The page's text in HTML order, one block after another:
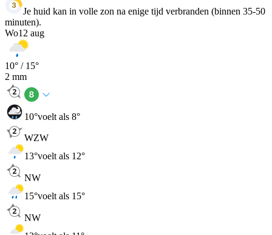
Je huid kan in volle zon na enige tijd verbranden (binnen 35-50
minuten).
Wo12 aug
10° / 15°
2 mm
10°voelt als 8°
WZW
13°voelt als 12°
NW
15°voelt als 15°
NW